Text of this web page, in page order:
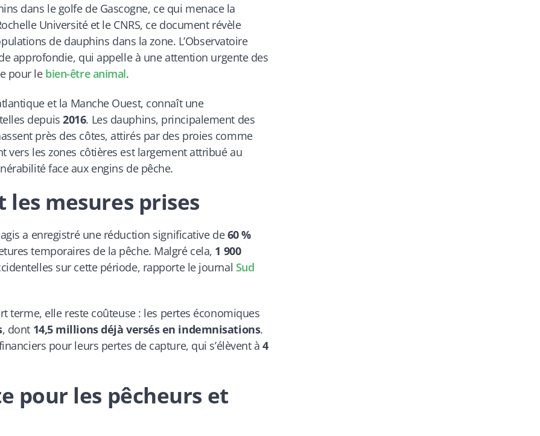
dans le golfe de Gascogne, ce qui menace la
Université et le CNRS, ce document révèle
de dauphins dans la zone. L’Observatoire
approfondie, qui appelle à une attention urgente des
pour le bien-être animal.
et la Manche Ouest, connaît une
depuis2016. Les dauphins, principalement des
près des côtes, attirés par des proies comme
vers les zones côtières est largement attribué au
face aux engins de pêche.
les mesures prises
a enregistré une réduction significative de60 %
temporaires de la pêche. Malgré cela, 1 900
sur cette période, rapporte le journal Sud
terme, elle reste coûteuse : les pertes économiques
, dont 14,5 millions déjà versés en indemnisations.
pour leurs pertes de capture, qui s’élèvent à4
pour les pêcheurs et